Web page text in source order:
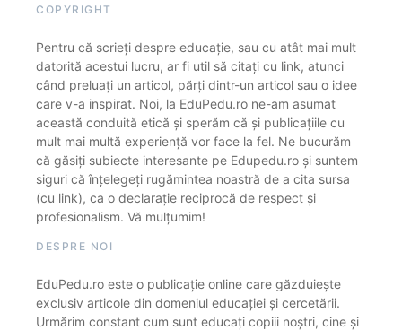
COPYRIGHT
Pentru că scrieți despre educație, sau cu atât mai mult
datorită acestui lucru, ar fi util să citați cu link, atunci
când preluați un articol, părți dintr-un articol sau o idee
care v-a inspirat. Noi, la EduPedu.ro ne-am asumat
această conduită etică și sperăm că și publicațiile cu
mult mai multă experiență vor face la fel. Ne bucurăm
că găsiți subiecte interesante pe Edupedu.ro și suntem
siguri că înțelegeți rugămintea noastră de a cita sursa
(cu link), ca o declarație reciprocă de respect și
profesionalism. Vă mulțumim!
DESPRE NOI
EduPedu.ro este o publicație online care găzduiește
exclusiv articole din domeniul educației și cercetării.
Urmărim constant cum sunt educați copiii noștri, cine și